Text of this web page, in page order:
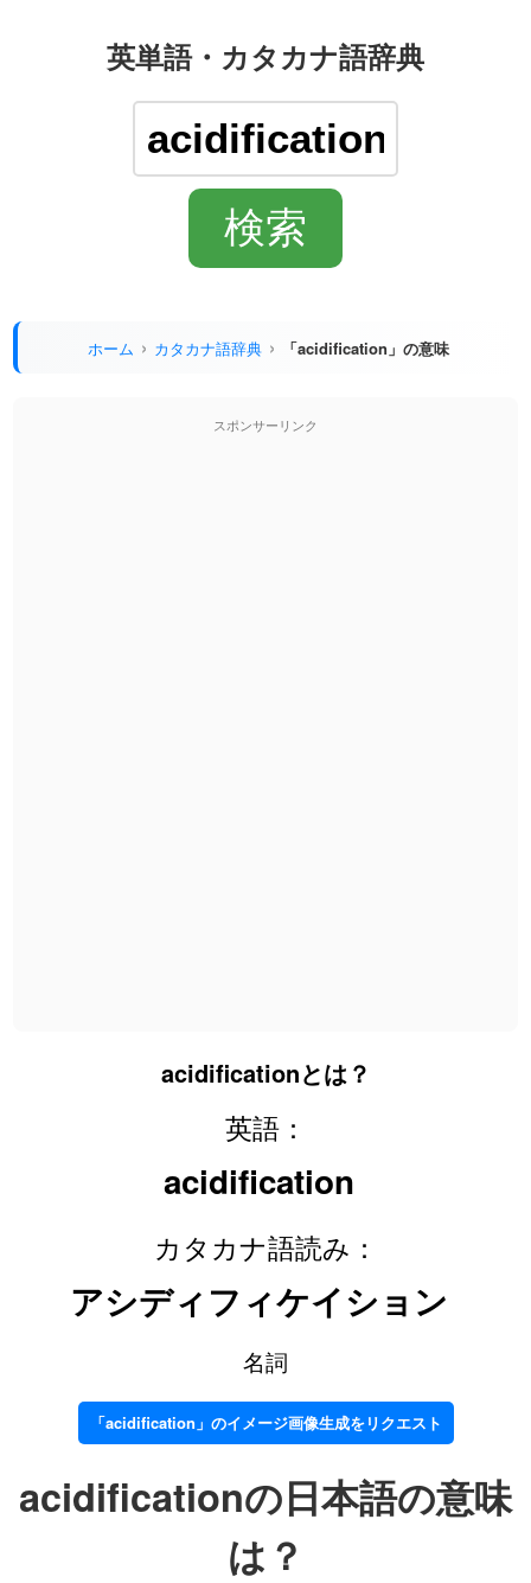
英単語・カタカナ語辞典
ホーム カタカナ語辞典 「acidification」の意味
スポンサーリンク
acidificationとは？
英語：
acidification
カタカナ語読み：
アシディフィケイション
名詞
「acidification」のイメージ画像生成をリクエスト
acidificationの日本語の意味
は？